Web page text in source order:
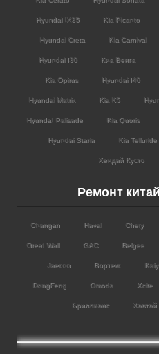
Hyundai IX35 Kia Picanto
Hyundai Creta Kia Carnival
Hyundai I30 Киа Венга
Kia Opirus Hyundai I40
Hyundai Matrix Kia K5
HyundaI Palisade Kia Quoris
Hyundai Staria Kia Telluride
Хендай Кусто
Ремонт
Changan Haval Chery
Great Wall GAC Belgee
Jaecoo Вортекс Kaiyi
DongFeng Omoda Xcite
Бриллианс Хавтай